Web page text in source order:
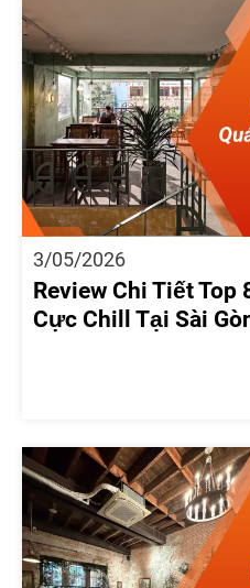
3/05/2026
Review Chi Tiết Top
Cực Chill Tại Sài